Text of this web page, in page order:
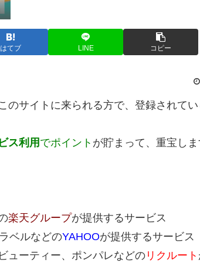
はてブ LINE コピー
のサイトに来られる方で、登録されて
ス利用でポイント が貯まって、重宝し
楽天グループが提供するサービス
ベルなどのYAHOOが提供するサービス
ューティー、ポンパレなどの リクルート